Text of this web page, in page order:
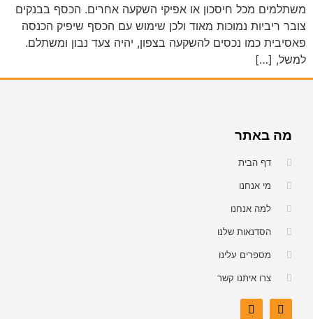
משתלמים מכל חיסכון או אפיקי השקעה אחרים. הכסף בבנקים
צובר ריביות נמוכות מאוד ולכן שימוש עם הכסף שיפיק הכנסה
פאסיבית כמו נכסים להשקעה בצפון, יהיה צעד נבון ומשתלם.
למשל, […]
מה באתר
דף הבית
מי אנחנו
למה אנחנו
הסדנאות שלנו
מספרים עלינו
צרו איתנו קשר